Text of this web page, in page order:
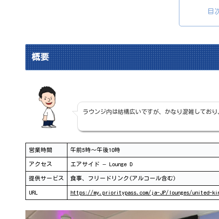
目
概要
ラウンジ内は結構広いですが、かなり混雑してお
営業時間 午前5時～午後10時
アクセス エアサイド – Lounge D
提供サービス 食事、フリードリンク(アルコール含む)
URL https://my.prioritypass.com/ja-JP/lounges/united-